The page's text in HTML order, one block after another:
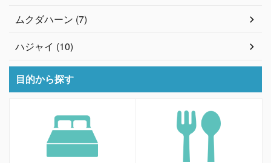
ムクダハーン (7)
ハジャイ (10)
目的から探す